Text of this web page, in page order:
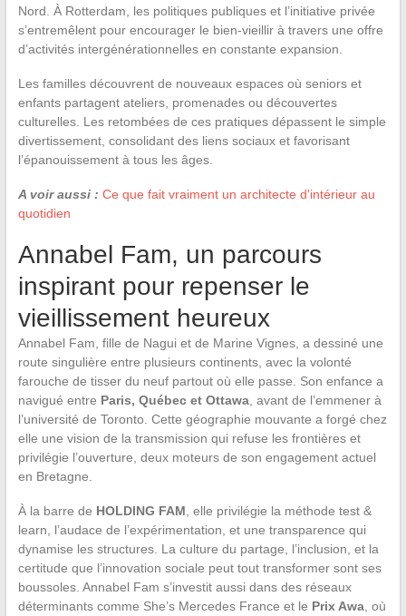
Nord. À Rotterdam, les politiques publiques et l’initiative privée
s’entremêlent pour encourager le bien-vieillir à travers une offre
d’activités intergénérationnelles en constante expansion.
Les familles découvrent de nouveaux espaces où seniors et
enfants partagent ateliers, promenades ou découvertes
culturelles. Les retombées de ces pratiques dépassent le simple
divertissement, consolidant des liens sociaux et favorisant
l’épanouissement à tous les âges.
A voir aussi : Ce que fait vraiment un architecte d'intérieur au
quotidien
Annabel Fam, un parcours
inspirant pour repenser le
vieillissement heureux
Annabel Fam, fille de Nagui et de Marine Vignes, a dessiné une
route singulière entre plusieurs continents, avec la volonté
farouche de tisser du neuf partout où elle passe. Son enfance a
navigué entre Paris, Québec et Ottawa, avant de l’emmener à
l’université de Toronto. Cette géographie mouvante a forgé chez
elle une vision de la transmission qui refuse les frontières et
privilégie l’ouverture, deux moteurs de son engagement actuel
en Bretagne.
À la barre de HOLDING FAM , elle privilégie la méthode test &
learn, l’audace de l’expérimentation, et une transparence qui
dynamise les structures. La culture du partage, l’inclusion, et la
certitude que l’innovation sociale peut tout transformer sont ses
boussoles. Annabel Fam s’investit aussi dans des réseaux
déterminants comme She’s Mercedes France et le Prix Awa, où